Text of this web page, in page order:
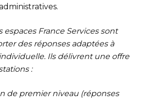
espaces France Services sont
des réponses adaptées à
Ils délivrent une offre
:
de premier niveau (réponses